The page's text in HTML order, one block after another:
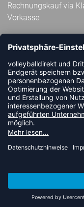
Rechnungskauf via
Vorkasse
ABONNIERE JETZT
VOLLEYBALLDIREKT-
NEUIGKEIT ODER